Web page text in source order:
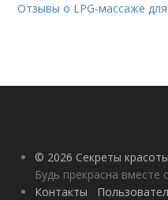
Отзывы о LPG-массаже для
© 2026 Секреты
Будь прекрасна вместе
Контакты